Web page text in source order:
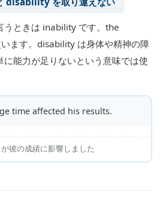
うときは inability です。the
ます。disability は身体や精神の障
に能力が足りないという意味では使
time affected his results.
彼の成績に影響しました